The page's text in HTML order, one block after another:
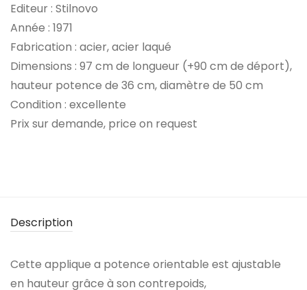
Editeur : Stilnovo
Année : 1971
Fabrication : acier, acier laqué
Dimensions : 97 cm de longueur (+90 cm de déport),
hauteur potence de 36 cm, diamètre de 50 cm
Condition : excellente
Prix sur demande, price on request
Description
Cette applique a potence orientable est ajustable
en hauteur grâce à son contrepoids,